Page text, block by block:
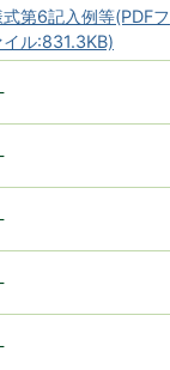
式第6記入例等(PDFフ
イル:831.3KB)